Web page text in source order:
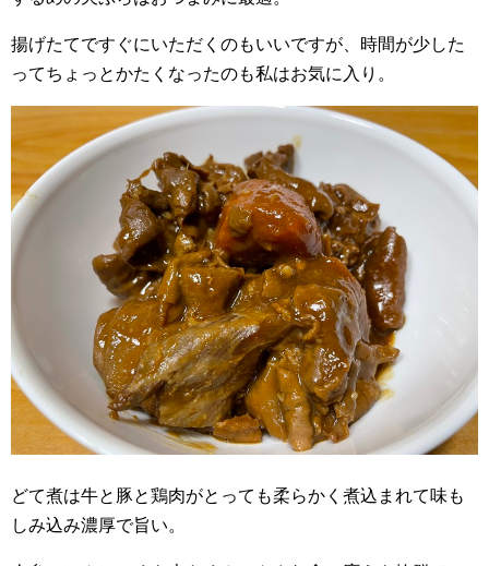
揚げたてですぐにいただくのもいいですが、時間が少した
ってちょっとかたくなったのも私はお気に入り。
どて煮は牛と豚と鶏肉がとっても柔らかく煮込まれて味も
しみ込み濃厚で旨い。